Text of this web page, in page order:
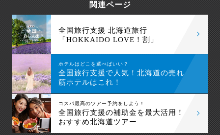
関連ページ
全国旅行支援 北海道旅行
「HOKKAIDO LOVE！割」
ホテルはどこを選べばいい？
全国旅行支援で人気！北海道の売れ
筋ホテルはこれ！
コスパ最高のツアー予約をしよう！
全国旅行支援の補助金を最大活用！
おすすめ北海道ツアー